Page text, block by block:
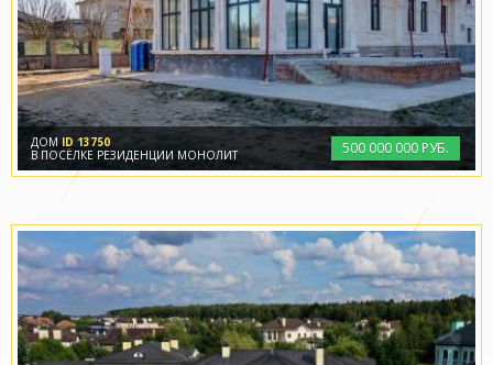
500 000 000 РУБ.
ДОМ ID 13750
В ПОСЁЛКЕ РЕЗИДЕНЦИИ МОНОЛИТ